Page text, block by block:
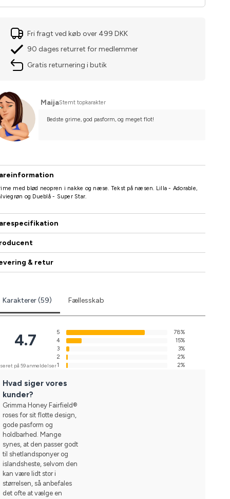
Fri fragt ved køb over 499 DKK
90 dages returret for medlemmer
Gratis returnering i butik
MaijaStemt topkarakter
Bedste grime, god pasform, og meget flot!
med blød neopren i nakke og næse. Tekst på næsen. Lilla - Adorable,
og Dueblå - Super Star.
& retur
Karakterer (59) Fællesskab
4.7
på 59 anmeldelser
5
78%
4
15%
3
3%
2
2%
1
2%
Hvad siger vores
kunder?
Grimma Honey Fairfield®
roses for sit flotte design,
gode pasform og
holdbarhed. Mange
synes, at den passer godt
til shetlandsponyer og
islandsheste, selvom den
kan være lidt stor i
størrelsen, så anbefales
det ofte at vælge en